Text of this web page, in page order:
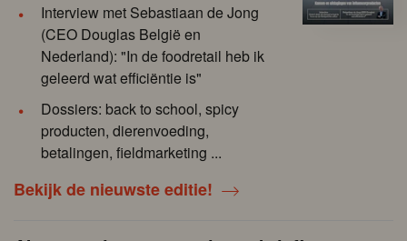
Interview met Sebastiaan de Jong
(CEO Douglas België en
Nederland): "In de foodretail heb ik
geleerd wat efficiëntie is"
Dossiers: back to school, spicy
producten, dierenvoeding,
betalingen, fieldmarketing ...
Bekijk de nieuwste editie!